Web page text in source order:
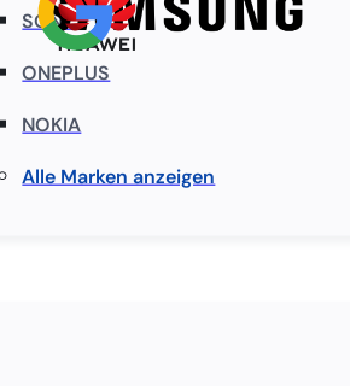
SONY
ONEPLUS
NOKIA
Alle Marken anzeigen